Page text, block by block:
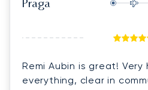
Praga
Remi Aubin is great! Very
everything, clear in